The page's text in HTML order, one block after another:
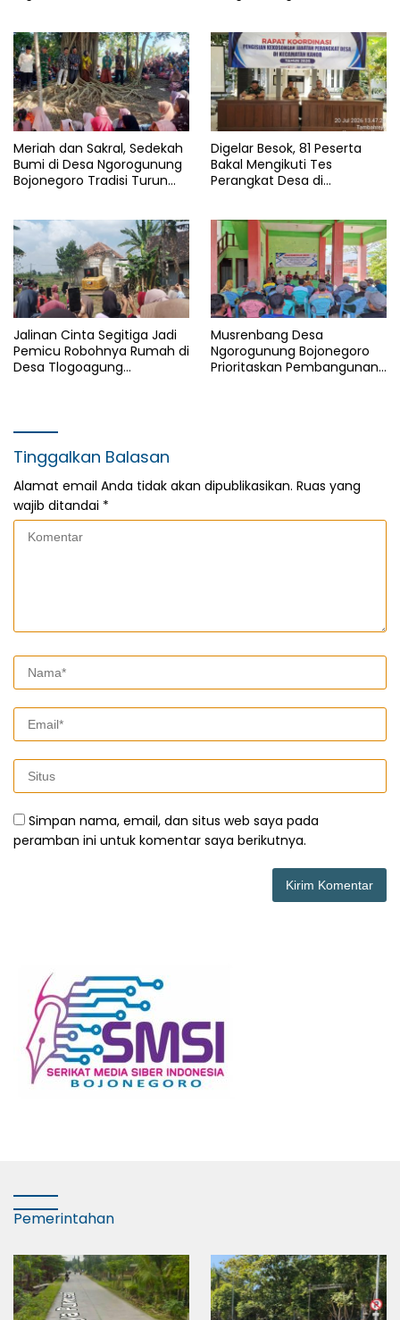
Meriah dan Sakral, Sedekah
Bumi di Desa Ngorogunung
Bojonegoro Tradisi Turun
Digelar Besok, 81 Peserta
Bakal Mengikuti Tes
Perangkat Desa di
Jalinan Cinta Segitiga Jadi
Pemicu Robohnya Rumah di
Desa Tlogoagung
Musrenbang Desa
Ngorogunung Bojonegoro
Prioritaskan Pembangunan
Tinggalkan Balasan
Alamat email Anda tidak akan dipublikasikan. Ruas yang
wajib ditandai *
Simpan nama, email, dan situs web saya pada
peramban ini untuk komentar saya berikutnya.
Pemerintahan